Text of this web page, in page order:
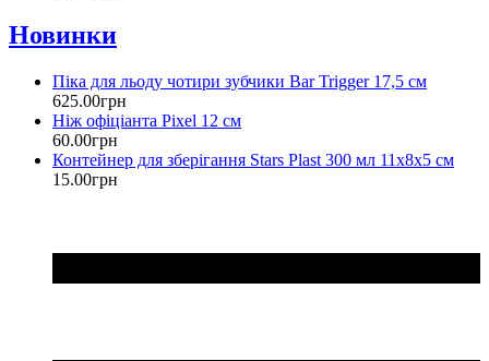
Новинки
Піка для льоду чотири зубчики Bar Trigger 17,5 см
625.00грн
Ніж офіціанта Pixel 12 см
60.00грн
Контейнер для зберігання Stars Plast 300 мл 11х8х5 см
15.00грн